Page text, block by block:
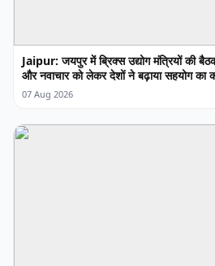
Jaipur: जयपुर में ब्रिक्स उद्योग मंत्रियों की
और नवाचार को लेकर देशों ने बढ़ाया सहयोग का
07 Aug 2026